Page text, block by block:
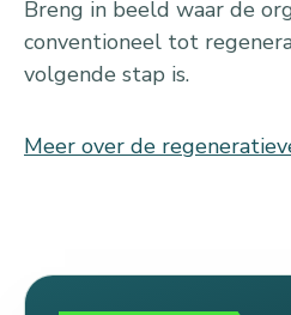
Breng in beeld waar de
conventioneel tot
volgende stap is.
Meer over de